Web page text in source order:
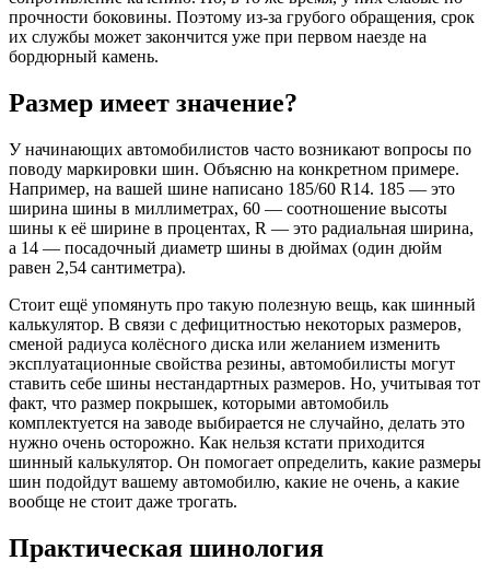
прочности боковины. Поэтому из-за грубого обращения, срок
их службы может закончится уже при первом наезде на
бордюрный камень.
Размер имеет значение?
У начинающих автомобилистов часто возникают вопросы по
поводу маркировки шин. Объясню на конкретном примере.
Например, на вашей шине написано 185/60 R14. 185 — это
ширина шины в миллиметрах, 60 — соотношение высоты
шины к её ширине в процентах, R — это радиальная ширина,
а 14 — посадочный диаметр шины в дюймах (один дюйм
равен 2,54 сантиметра).
Стоит ещё упомянуть про такую полезную вещь, как шинный
калькулятор. В связи с дефицитностью некоторых размеров,
сменой радиуса колёсного диска или желанием изменить
эксплуатационные свойства резины, автомобилисты могут
ставить себе шины нестандартных размеров. Но, учитывая тот
факт, что размер покрышек, которыми автомобиль
комплектуется на заводе выбирается не случайно, делать это
нужно очень осторожно. Как нельзя кстати приходится
шинный калькулятор. Он помогает определить, какие размеры
шин подойдут вашему автомобилю, какие не очень, а какие
вообще не стоит даже трогать.
Практическая шинология